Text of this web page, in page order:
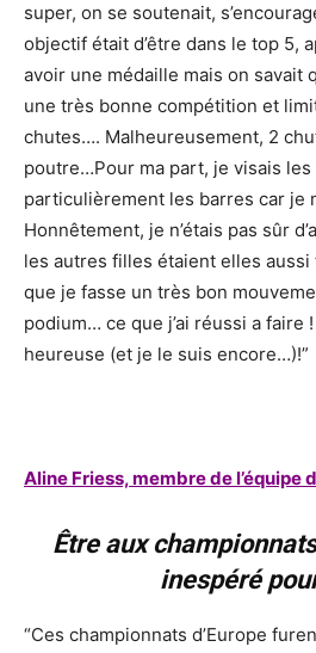
super, on se soutenait,
objectif était d’être dans le top 5,
avoir une médaille mais on savait
une très bonne compétition et
chutes…. Malheureusement, 2
poutre…Pour ma part, je visais
particulièrement les barres car je
Honnêtement, je n’étais pas sûr
les autres filles étaient elles
que je fasse un très bon
podium… ce que j’ai réussi a faire
heureuse (et je le suis encore…)!”
Aline Friess, membre de l’équipe
Être aux
inespéré
“Ces championnats d’Europe